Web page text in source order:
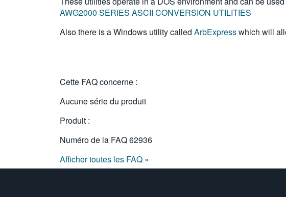
AWG2000 SERIES ASCII CONVERSION UTILITIES
Also there is a Windows utility called ArbExpresswhich will
Cette FAQ concerne :
Aucune série du produit
Produit :
Numéro de la FAQ62936
Afficher toutes les FAQ »